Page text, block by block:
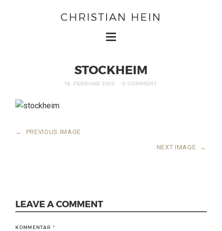
CHRISTIAN HEIN
STOCKHEIM
18. FEBRUAR 2015 0 COMMENT
← PREVIOUS IMAGE
NEXT IMAGE →
LEAVE A COMMENT
KOMMENTAR *